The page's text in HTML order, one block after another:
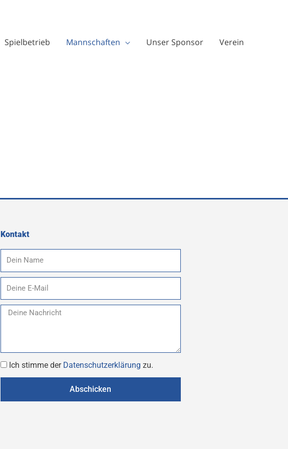
Spielbetrieb Mannschaften Unser Sponsor Verein
Kontakt
Name
Mail
Nachricht
Datenschutz
Ich stimme der Datenschutzerklärung zu.
Abschicken